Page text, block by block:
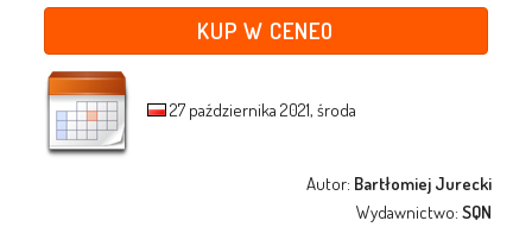
KUP W CENEO
27 października 2021, środa
Autor: Bartłomiej Jurecki
Wydawnictwo:SQN